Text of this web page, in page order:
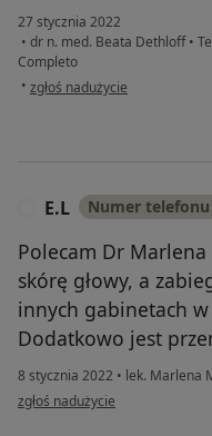
27 stycznia 2022
• dr n. med. Beata Dethloff•
Completo
• w opinii użytkownika Anna K.
zgłoś nadużycie
E.L Numer
Polecam Dr
skórę głowy, a
innych gabinetach
Dodatkowo jest
8 stycznia 2022 • lek. Marlena
w opinii użytkownika E.L
zgłoś nadużycie